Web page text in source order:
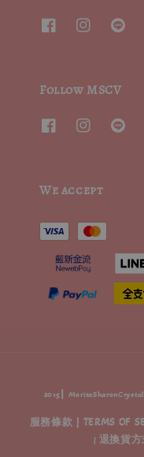
Follow MSCV
We accept
2015┃
服務條款 | TERMS OF
退換貨方